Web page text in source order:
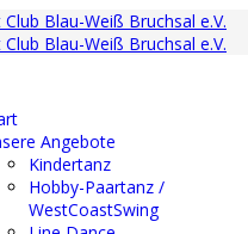
Angebote
Kindertanz
Hobby-Paartanz /
WestCoastSwing